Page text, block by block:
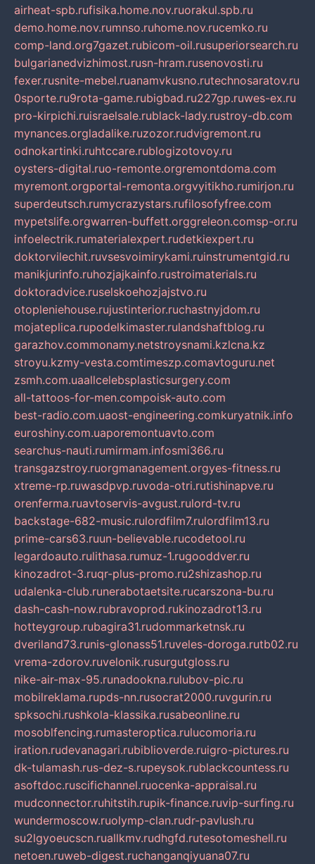
airheat-spb.rufisika.home.nov.ruorakul.spb.ru
demo.home.nov.rumnso.ruhome.nov.rucemko.ru
comp-land.org7gazet.rubicom-oil.rusuperiorsearch.ru
bulgarianedvizhimost.rusn-hram.rusenovosti.ru
fexer.rusnite-mebel.ruanamvkusno.rutechnosaratov.ru
0sporte.ru9rota-game.rubigbad.ru227gp.ruwes-ex.ru
pro-kirpichi.ruisraelsale.rublack-lady.rustroy-db.com
mynances.orgladalike.ruzozor.rudvigremont.ru
odnokartinki.ruhtccare.rublogizotovoy.ru
oysters-digital.ruo-remonte.orgremontdoma.com
myremont.orgportal-remonta.orgvyitikho.rumirjon.ru
superdeutsch.rumycrazystars.rufilosofyfree.com
mypetslife.orgwarren-buffett.orggreleon.comsp-or.ru
infoelectrik.rumaterialexpert.rudetkiexpert.ru
doktorvilechit.ruvsesvoimirykami.ruinstrumentgid.ru
manikjurinfo.ruhozjajkainfo.rustroimaterials.ru
doktoradvice.ruselskoehozjajstvo.ru
otopleniehouse.rujustinterior.ruchastnyjdom.ru
mojateplica.rupodelkimaster.rulandshaftblog.ru
garazhov.commonamy.netstroysnami.kzlcna.kz
stroyu.kzmy-vesta.comtimeszp.comavtoguru.net
zsmh.com.uaallcelebsplasticsurgery.com
all-tattoos-for-men.compoisk-auto.com
best-radio.com.uaost-engineering.comkuryatnik.info
euroshiny.com.uaporemontuavto.com
searchus-nauti.rumirmam.infosmi366.ru
transgazstroy.ruorgmanagement.orgyes-fitness.ru
xtreme-rp.ruwasdpvp.ruvoda-otri.rutishinapve.ru
orenferma.ruavtoservis-avgust.rulord-tv.ru
backstage-682-music.rulordfilm7.rulordfilm13.ru
prime-cars63.ruun-believable.rucodetool.ru
legardoauto.rulithasa.rumuz-1.rugooddver.ru
kinozadrot-3.ruqr-plus-promo.ru2shizashop.ru
udalenka-club.runerabotaetsite.rucarszona-bu.ru
dash-cash-now.rubravoprod.rukinozadrot13.ru
hotteygroup.rubagira31.rudommarketnsk.ru
dveriland73.runis-glonass51.ruveles-doroga.rutb02.ru
vrema-zdorov.ruvelonik.rusurgutgloss.ru
nike-air-max-95.runadookna.rulubov-pic.ru
mobilreklama.rupds-nn.rusocrat2000.ruvgurin.ru
spksochi.rushkola-klassika.rusabeonline.ru
mosoblfencing.rumasteroptica.rulucomoria.ru
iration.rudevanagari.rubiblioverde.ruigro-pictures.ru
dk-tulamash.rus-dez-s.rupeysok.rublackcountess.ru
asoftdoc.ruscifichannel.ruocenka-appraisal.ru
mudconnector.ruhitstih.rupik-finance.ruvip-surfing.ru
wundermoscow.ruolymp-clan.rudr-pavlush.ru
su2lgyoeucscn.ruallkmv.rudhgfd.rutesotomeshell.ru
netoen.ruweb-digest.ruchanganqiyuana07.ru